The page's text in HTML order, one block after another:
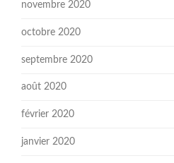
novembre 2020
octobre 2020
septembre 2020
août 2020
février 2020
janvier 2020